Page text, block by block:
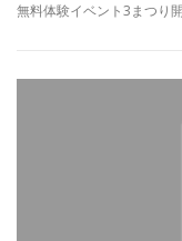
無料体験イベント3まつり